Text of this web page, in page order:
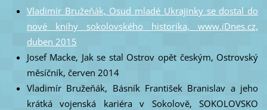
Vladimír Bružeňák, Osud mladé Ukrajinky se dostal do
nové knihy sokolovského historika, www.iDnes.cz,
duben 2015
Josef Macke, Jak se stal Ostrov opět českým, Ostrovský
měsíčník, červen 2014
Vladimír Bružeňák, Básník František Branislav a jeho
krátká vojenská kariéra v Sokolově, SOKOLOVSKO